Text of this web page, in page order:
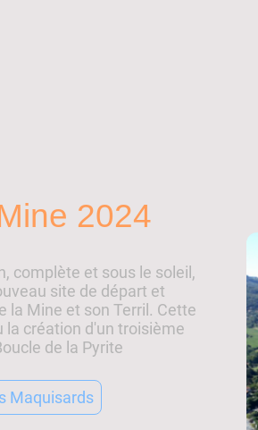
2024
complète et sous le soleil,
site de départ et
la Mine et son Terril. Cette
la création d'un troisième
de la Pyrite
Maquisards